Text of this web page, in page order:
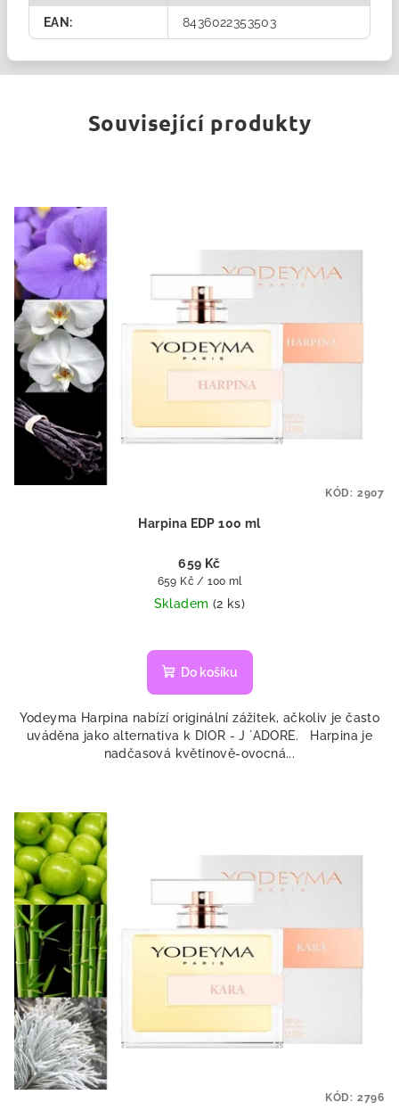
EAN : 8436022353503
Související produkty
Harpina EDP 100 ml
659 Kč
Měrná
cena:
659 Kč / 100 ml
Skladem (2 ks)
Do košíku
Yodeyma Harpina nabízí originální zážitek, ačkoliv je často
uváděna jako alternativa k DIOR - J ´ADORE. Harpina je
nadčasová květinově-ovocná...
KÓD: 2907
KÓD: 2796